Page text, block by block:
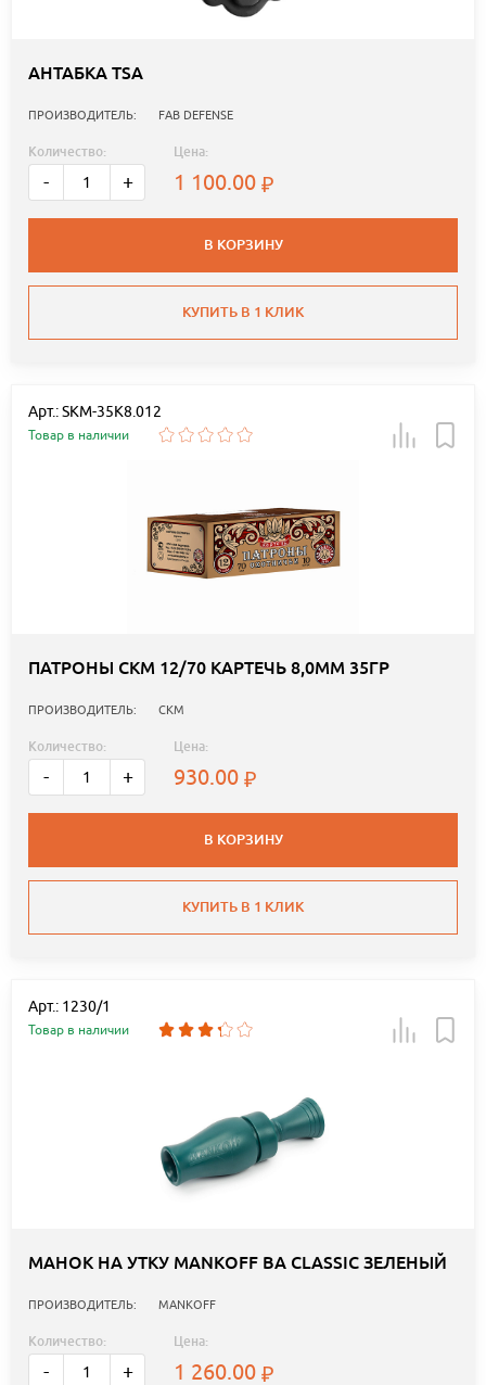
АНТАБКА TSA
ПРОИЗВОДИТЕЛЬ: FAB DEFENSE
Количество:
- +
Цена:
1 100.00
В КОРЗИНУ
КУПИТЬ В 1 КЛИК
Арт.: SKM-35K8.012
Товар в наличии
ПАТРОНЫ СКМ 12/70 КАРТЕЧЬ 8,0ММ 35ГР
ПРОИЗВОДИТЕЛЬ: СКМ
Количество:
- +
Цена:
930.00
В КОРЗИНУ
КУПИТЬ В 1 КЛИК
Арт.: 1230/1
Товар в наличии
МАНОК НА УТКУ MANKOFF BA CLASSIC ЗЕЛЕНЫЙ
ПРОИЗВОДИТЕЛЬ: MANKOFF
Количество:
- +
Цена:
1 260.00